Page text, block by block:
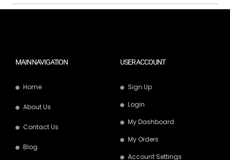
MAIN NAVIGATION
Home
About Us
Contact Us
Blog
USER ACCOUNT
Sign Up
Login
My Dashboard
My Orders
Account Settings